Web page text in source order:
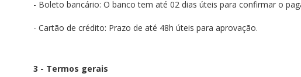
- Boleto bancário: O banco tem até 02 dias úteis para confirmar o
- Cartão de crédito: Prazo de até 48h úteis para aprovação.
3 - Termos gerais